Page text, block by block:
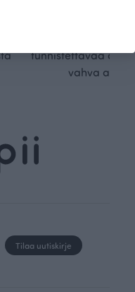
tunnistettavaa
vahva
Tilaa uutiskirje